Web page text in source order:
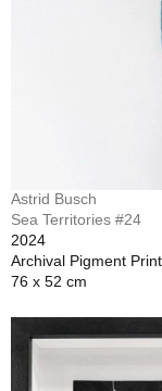
Astrid Busch
Sea Territories #24
2024
Archival Pigment
76 x 52 cm